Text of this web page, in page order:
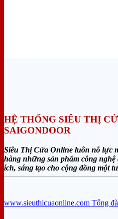
HỆ THỐNG SIÊU THỊ
SAIGONDOOR
Siêu Thị Cửa Online luôn nỗ lực
hàng những sản phẩm công nghệ
ích, sáng tạo cho cộng đồng một
www.sieuthicuaonline.com Tổng